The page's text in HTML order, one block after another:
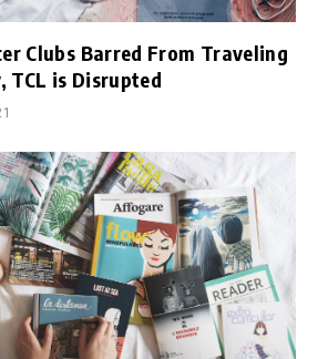
Clubs Barred From Traveling
TCL is Disrupted